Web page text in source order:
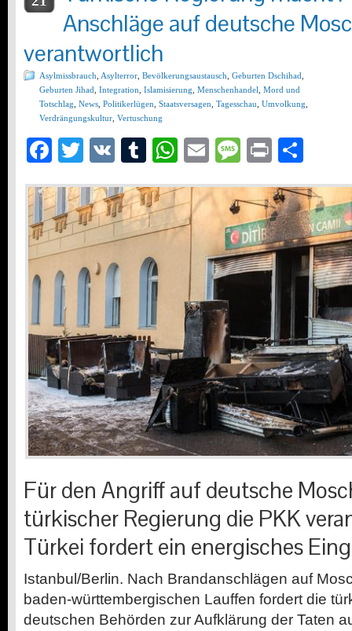
Anschläge auf deutsche
verantwortlich
Asylmissbrauch Asylterror Bevölkerungsaustausch Geburten Dschihad
Geburten Jihad Integration Islamisierung Menschenhandel Mord und
Totschlag News Politikerlügen Staatsversagen Tagesschau Umvolkung
Verdrängungskultur Vertuschung
Facebook
Twitter
VK Tumblr
WhatsApp
EmailMessage
Print
Für den Angriff auf deutsche
türkischer Regierung die PKK
Türkei fordert ein energisches
Istanbul/Berlin. Nach Brandanschlägen auf
baden-württembergischen Lauffen fordert die
deutschen Behörden zur Aufklärung der Taten